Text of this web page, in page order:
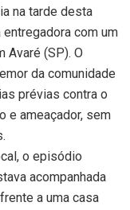
na tarde desta
com um
Avaré (SP). O
da comunidade
prévias contra o
e ameaçador, sem
o episódio
acompanhada
a uma casa